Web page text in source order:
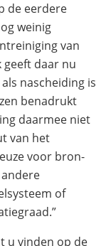
de eerdere
weinig
van
geeft daar nu
nascheiding is
benadrukt
daarmee niet
van het
voor bron-
of
u vinden op de